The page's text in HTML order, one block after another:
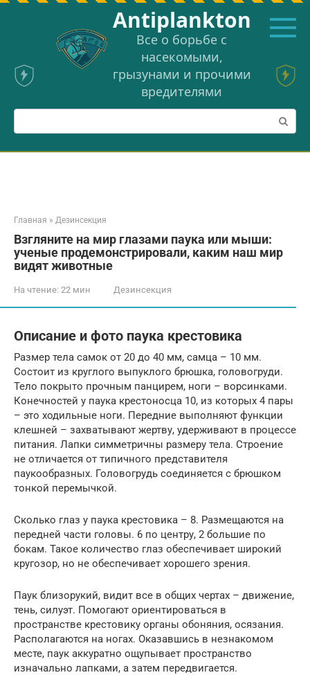
Перейти
Аntiplankton
Все о борьбе с
насекомыми,
грызунами и прочими
вредителями
Поиск:
Главная » Дезинсекция
Взгляните на мир глазами паука или мыши:
ученые продемонстрировали, каким наш мир
видят животные
На чтение: 22 мин Дезинсекция
Описание и фото паука крестовика
Размер тела самок от 20 до 40 мм, самца – 10 мм.
Состоит из круглого выпуклого брюшка, головогруди.
Тело покрыто прочным панцирем, ноги – ворсинками.
Конечностей у паука крестоносца 10, из которых 4 пары
– это ходильные ноги. Передние выполняют функции
клешней – захватывают жертву, удерживают в процессе
питания. Лапки симметричны размеру тела. Строение
не отличается от типичного представителя
паукообразных. Головогрудь соединяется с брюшком
тонкой перемычкой.
Сколько глаз у паука крестовика – 8. Размещаются на
передней части головы. 6 по центру, 2 большие по
бокам. Такое количество глаз обеспечивает широкий
кругозор, но не обеспечивает хорошего зрения.
Паук близорукий, видит все в общих чертах – движение,
тень, силуэт. Помогают ориентироваться в
пространстве крестовику органы обоняния, осязания.
Располагаются на ногах. Оказавшись в незнакомом
месте, паук аккуратно ощупывает пространство
изначально лапками, а затем передвигается.